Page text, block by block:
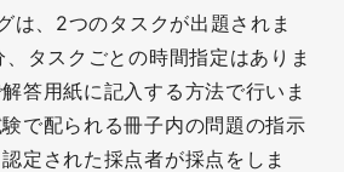
は、2つのタスクが出題されま
タスクごとの時間指定はありま
答用紙に記入する方法で行いま
で配られる冊子内の問題の指示
定された採点者が採点をしま